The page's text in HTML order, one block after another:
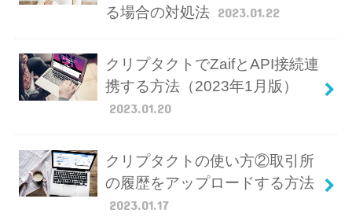
る場合の対処法 2023.01.22
クリプタクトでZaifとAPI接続連
携する方法（2023年1月版）
2023.01.20
クリプタクトの使い方②取引所
の履歴をアップロードする方法
2023.01.17